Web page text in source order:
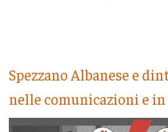
Spezzano Albanese e
nelle comunicazioni e